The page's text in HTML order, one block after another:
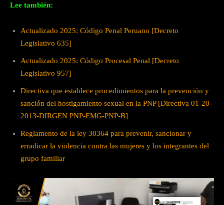
Lee también:
Actualizado 2025: Código Penal Peruano [Decreto
Legislativo 635]
Actualizado 2025: Código Procesal Penal [Decreto
Legislativo 957]
Directiva que establece procedimientos para la prevención y
sanción del hostigamiento sexual en la PNP [Directiva 01-20-
2013-DIRGEN PNP-EMG-PNP-B]
Reglamento de la ley 30364 para prevenir, sancionar y
erradicar la violencia contra las mujeres y los integrantes del
grupo familiar